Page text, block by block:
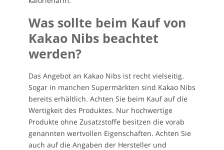
Was sollte beim Kauf von
Kakao Nibs beachtet
werden?
Das Angebot an Kakao Nibs ist recht vielseitig.
Sogar in manchen Supermärkten sind Kakao Nibs
bereits erhältlich. Achten Sie beim Kauf auf die
Wertigkeit des Produktes. Nur hochwertige
Produkte ohne Zusatzstoffe besitzen die vorab
genannten wertvollen Eigenschaften. Achten Sie
auch auf die Angaben der Hersteller und